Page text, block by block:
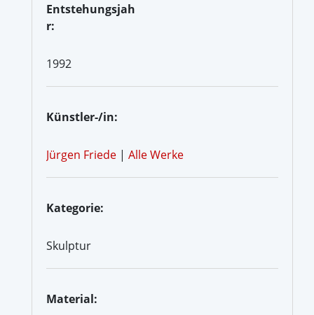
Entstehungsjah
r:
1992
Künstler-/in:
Jürgen Friede | Alle Werke
Kategorie:
Skulptur
Material: